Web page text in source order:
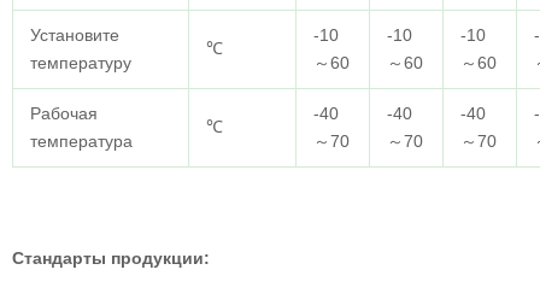
Установите
температуру
℃
-10
～60
-10
～60
-10
～60
Рабочая
температура
℃
-40
～70
-40
～70
-40
～70
Стандарты продукции: